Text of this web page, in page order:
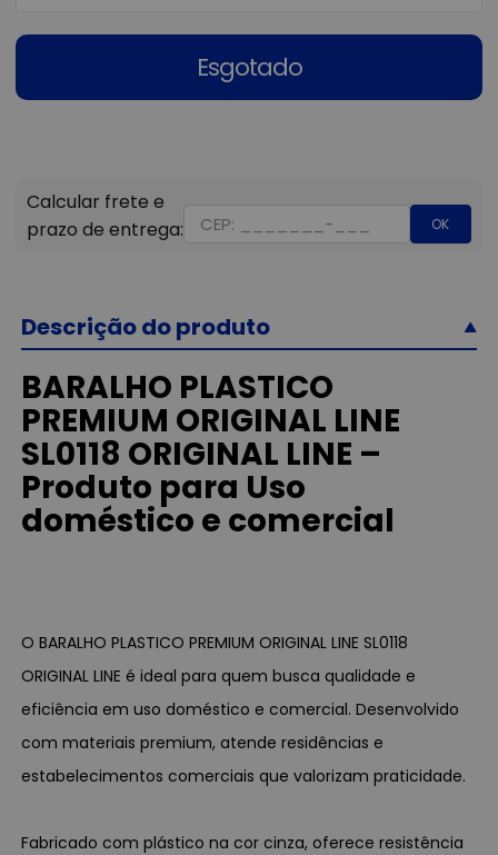
Esgotado
OK
Descrição do produto
BARALHO PLASTICO
PREMIUM ORIGINAL LINE
SL0118 ORIGINAL LINE –
Produto para Uso
doméstico e comercial
O BARALHO PLASTICO PREMIUM ORIGINAL LINE SL0118
ORIGINAL LINE é ideal para quem busca qualidade e
eficiência em uso doméstico e comercial. Desenvolvido
com materiais premium, atende residências e
estabelecimentos comerciais que valorizam praticidade.
Fabricado com plástico na cor cinza, oferece resistência